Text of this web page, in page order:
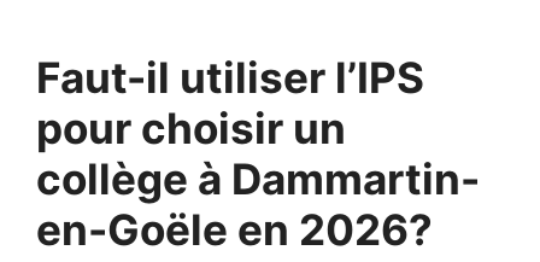
Faut-il utiliser l’IPS
pour choisir un
collège à Dammartin-
en-Goële en 2026?